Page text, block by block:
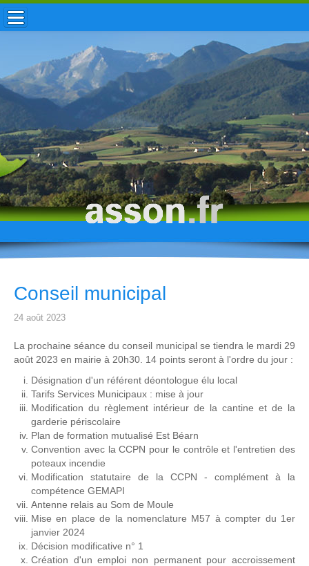
ACCUEIL / INFOS
MUNICIPALITÉ
VIE LOCALE
ENFANCE
TOURISME
HISTOIRE
Conseil municipal
24 août 2023
La prochaine séance du conseil municipal se tiendra le mardi 29
août 2023 en mairie à 20h30. 14 points seront à l'ordre du jour :
Désignation d'un référent déontologue élu local
Tarifs Services Municipaux : mise à jour
Modification du règlement intérieur de la cantine et de la
garderie périscolaire
Plan de formation mutualisé Est Béarn
Convention avec la CCPN pour le contrôle et l'entretien des
poteaux incendie
Modification statutaire de la CCPN - complément à la
compétence GEMAPI
Antenne relais au Som de Moule
Mise en place de la nomenclature M57 à compter du 1er
janvier 2024
Décision modificative n° 1
Création d'un emploi non permanent pour accroissement